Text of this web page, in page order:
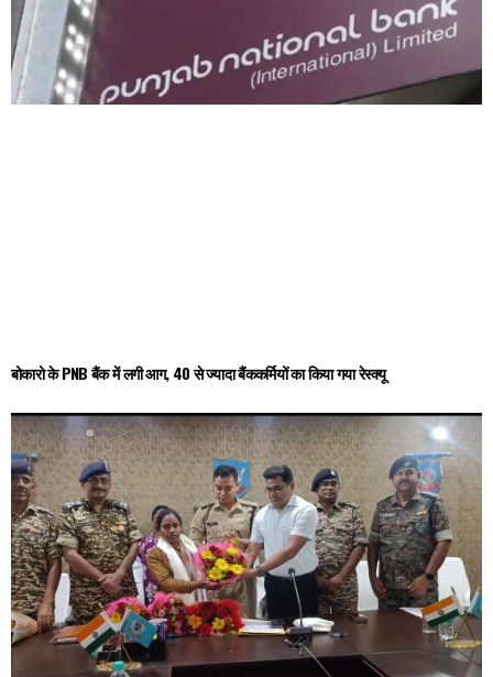
बोकारो के PNB बैंक में लगी आग, 40 से ज्यादा बैंककर्मियों का किया गया रेस्क्यू